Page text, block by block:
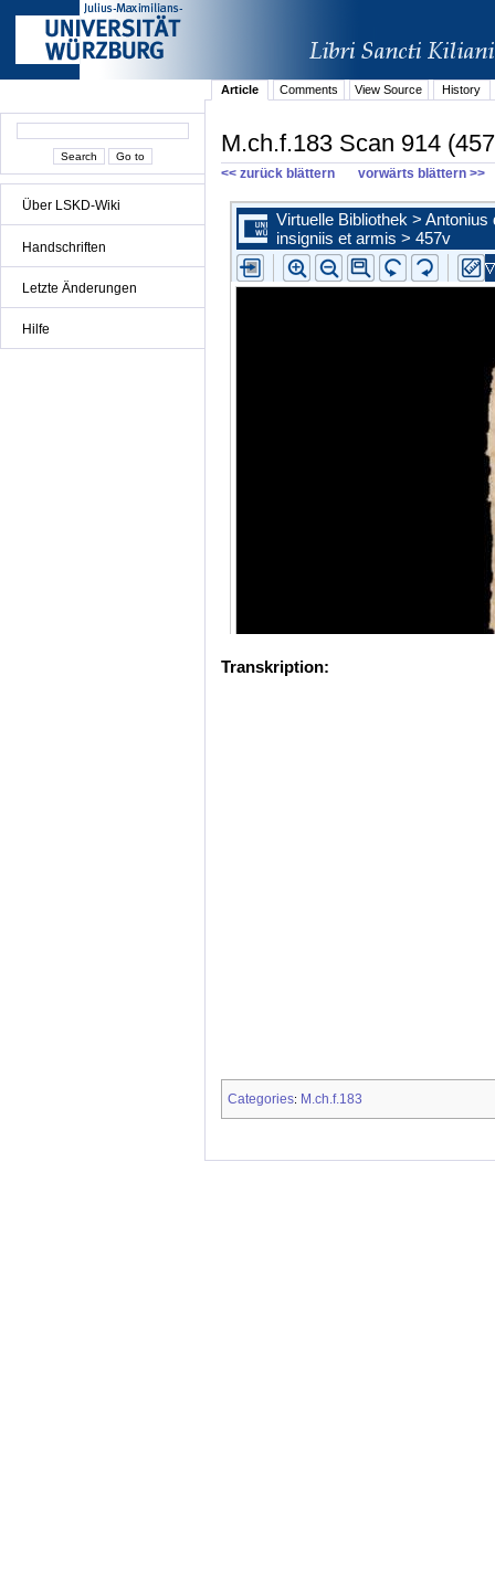
Über LSKD-Wiki
Handschriften
Letzte Änderungen
Hilfe
Article Comments View Source History
M.ch.f.183 Scan 914
<< zurück blättern vorwärts blättern >>
Transkription:
Categories: M.ch.f.183